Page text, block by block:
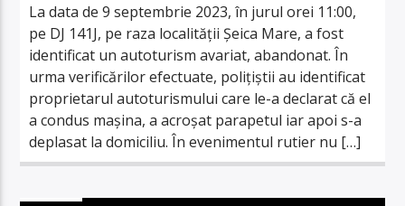
La data de 9 septembrie 2023, în jurul orei 11:00,
pe DJ 141J, pe raza localității Șeica Mare, a fost
identificat un autoturism avariat, abandonat. În
urma verificărilor efectuate, polițiștii au identificat
proprietarul autoturismului care le-a declarat că el
a condus mașina, a acroșat parapetul iar apoi s-a
deplasat la domiciliu. În evenimentul rutier nu […]